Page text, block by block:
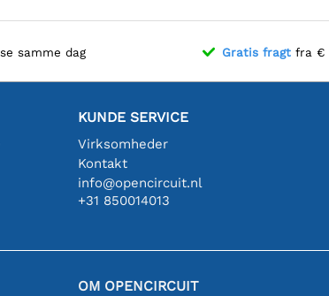
samme dag Gratis fragt fra €
KUNDE SERVICE
Virksomheder
Kontakt
info@opencircuit.nl
+31 850014013
OM OPENCIRCUIT